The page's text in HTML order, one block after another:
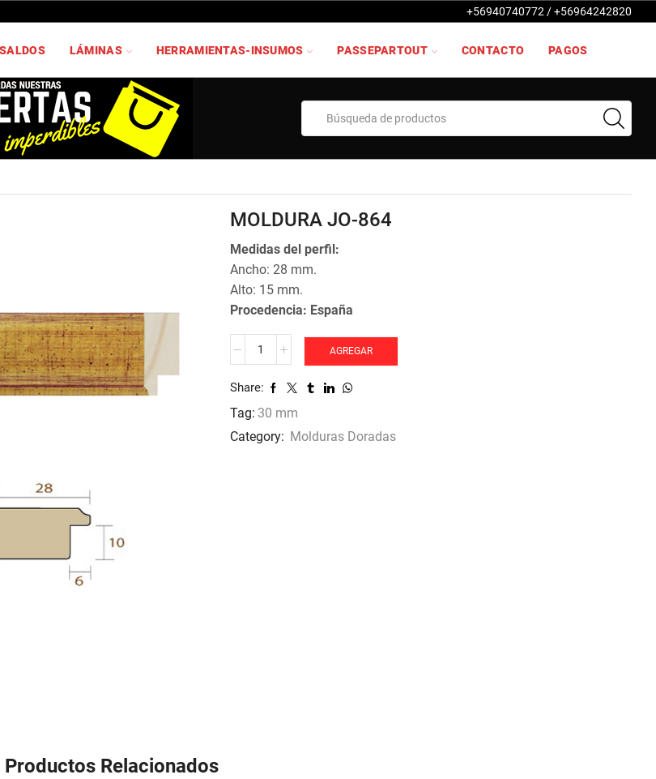
+56940740772 / +56964242820
SALDOS LÁMINAS HERRAMIENTAS-INSUMOS PASSEPARTOUT CONTACTO PAGOS
MOLDURA JO-864
Medidas del perfil:
Ancho: 28 mm.
Alto: 15 mm.
Procedencia: España
MOLDURA
cantidad
AGREGAR
Share:
Tag: 30 mm
Category: Molduras Doradas
Productos Relacionados